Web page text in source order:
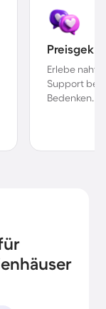
Erlebe
Support bei
Bedenken.